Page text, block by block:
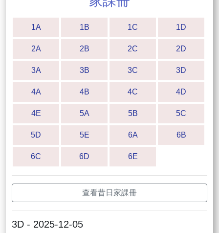
1A 1B 1C 1D
2A 2B 2C 2D
3A 3B 3C 3D
4A 4B 4C 4D
4E 5A 5B 5C
5D 5E 6A 6B
6C 6D 6E
查看昔日家課冊
3D - 2025-12-05